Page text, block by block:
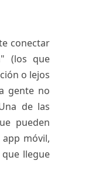
conectar
(los que
o lejos
gente no
de las
pueden
móvil,
llegue